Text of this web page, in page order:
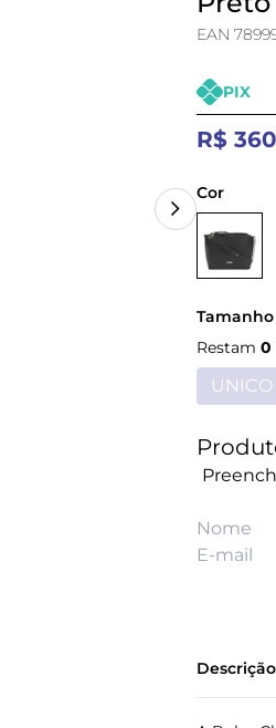
EAN
PIX
R$
Cor
Tamanho
Restam0
UNICO
Descrição